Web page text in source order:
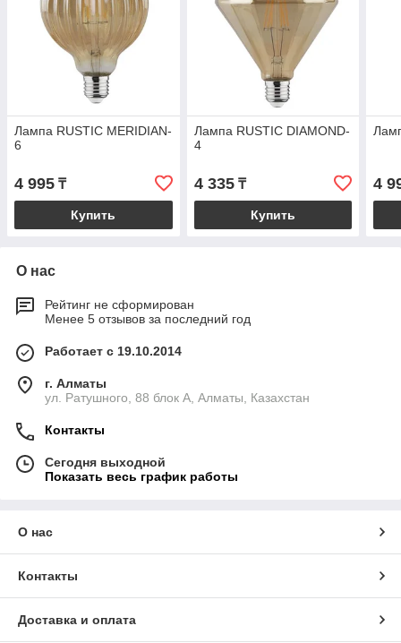
Лампа RUSTIC MERIDIAN-
6
4 995 ₸
Купить
Лампа RUSTIC DIAMOND-
4
4 335₸
Купить
4
О нас
Рейтинг не сформирован
Менее 5 отзывов за последний год
Работает с 19.10.2014
г. Алматы
ул. Ратушного, 88 блок A, Алматы, Казахстан
Контакты
Сегодня выходной
Показать весь график работы
О нас
Контакты
Доставка и оплата